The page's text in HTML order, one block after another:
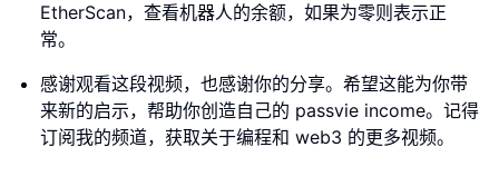
EtherScan，查看机器人的余额，如果为零则表示正
常。
感谢观看这段视频，也感谢你的分享。希望这能为你带
来新的启示，帮助你创造自己的 passvie income。记得
订阅我的频道，获取关于编程和 web3 的更多视频。